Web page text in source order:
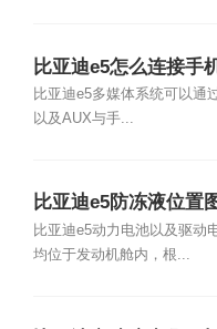
比亚迪e5怎么连接手
么连接蓝牙
比亚迪e5多媒体系统可以通
以及AUX与手...
比亚迪e5防冻液位置
冻液怎么换
比亚迪e5动力电池以及驱动
均位于发动机舱内，根...